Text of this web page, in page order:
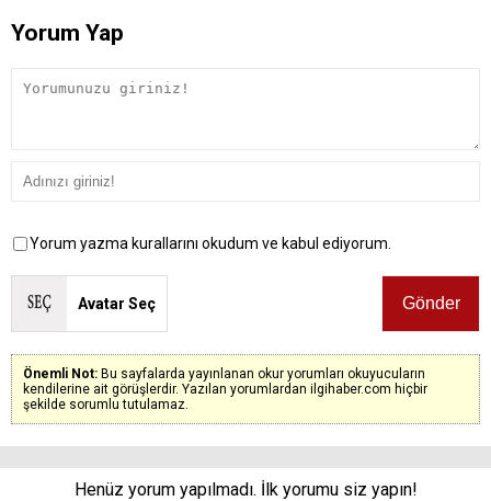
Yorum Yap
Yorum yazma kurallarını okudum ve kabul ediyorum.
Avatar Seç
Önemli Not: Bu sayfalarda yayınlanan okur yorumları okuyucuların
kendilerine ait görüşlerdir. Yazılan yorumlardan ilgihaber.com hiçbir
şekilde sorumlu tutulamaz.
Henüz yorum yapılmadı. İlk yorumu siz yapın!